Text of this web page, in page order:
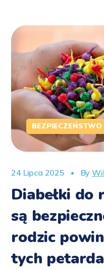
BEZPIECZEŃSTWO
24 Lipca 2025 By
Diabełki do
są
rodzic
tych